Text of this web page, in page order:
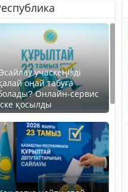
учаскеңізді
оңай табуға
Онлайн-сервис
қосылды